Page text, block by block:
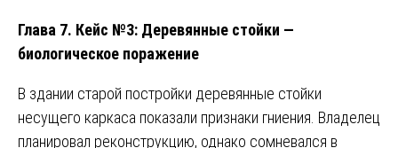
Глава 7. Кейс №3: Деревянные стойки —
биологическое поражение
В здании старой постройки деревянные стойки
несущего каркаса показали признаки гниения. Владелец
планировал реконструкцию, однако сомневался в